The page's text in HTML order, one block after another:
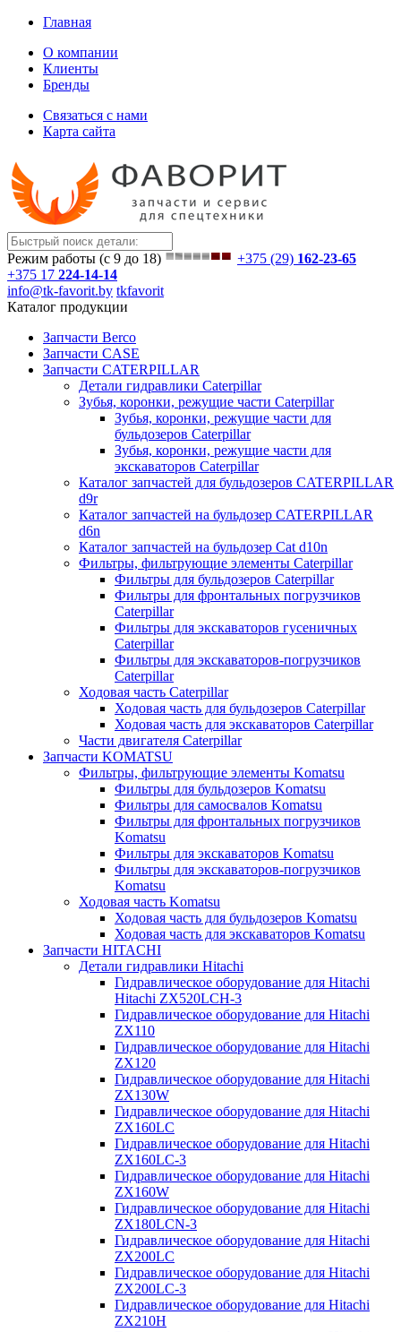
Главная
О компании
Клиенты
Бренды
Связаться с нами
Карта сайта
Режим работы (с 9 до 18) +375 (29) 162-23-65
+375 17 224-14-14
info@tk-favorit.by tkfavorit
Каталог продукции
Запчасти Berco
Запчасти CASE
Запчасти CATERPILLAR
Детали гидравлики Caterpillar
Зубья, коронки, режущие части Caterpillar
Зубья, коронки, режущие части для
бульдозеров Caterpillar
Зубья, коронки, режущие части для
экскаваторов Caterpillar
Каталог запчастей для бульдозеров CATERPILLAR
d9r
Каталог запчастей на бульдозер CATERPILLAR
d6n
Каталог запчастей на бульдозер Сat d10n
Фильтры, фильтрующие элементы Caterpillar
Фильтры для бульдозеров Caterpillar
Фильтры для фронтальных погрузчиков
Caterpillar
Фильтры для экскаваторов гусеничных
Caterpillar
Фильтры для экскаваторов-погрузчиков
Caterpillar
Ходовая часть Caterpillar
Ходовая часть для бульдозеров Caterpillar
Ходовая часть для экскаваторов Caterpillar
Части двигателя Caterpillar
Запчасти KOMATSU
Фильтры, фильтрующие элементы Komatsu
Фильтры для бульдозеров Komatsu
Фильтры для самосвалов Komatsu
Фильтры для фронтальных погрузчиков
Komatsu
Фильтры для экскаваторов Komatsu
Фильтры для экскаваторов-погрузчиков
Komatsu
Ходовая часть Komatsu
Ходовая часть для бульдозеров Komatsu
Ходовая часть для экскаваторов Komatsu
Запчасти HITACHI
Детали гидравлики Hitachi
Гидравлическое оборудование для Hitachi
Hitachi ZX520LCH-3
Гидравлическое оборудование для Hitachi
ZX110
Гидравлическое оборудование для Hitachi
ZX120
Гидравлическое оборудование для Hitachi
ZX130W
Гидравлическое оборудование для Hitachi
ZX160LC
Гидравлическое оборудование для Hitachi
ZX160LC-3
Гидравлическое оборудование для Hitachi
ZX160W
Гидравлическое оборудование для Hitachi
ZX180LCN-3
Гидравлическое оборудование для Hitachi
ZX200LC
Гидравлическое оборудование для Hitachi
ZX200LC-3
Гидравлическое оборудование для Hitachi
ZX210H